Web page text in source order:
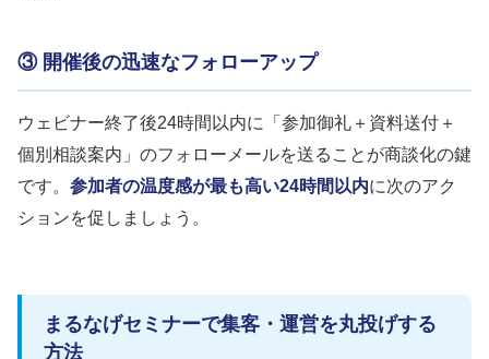
③ 開催後の迅速なフォローアップ
ウェビナー終了後24時間以内に「参加御礼＋資料送付＋
個別相談案内」のフォローメールを送ることが商談化の鍵
です。 参加者の温度感が最も高い24時間以内に次のアク
ションを促しましょう。
まるなげセミナーで集客・運営を丸投げする
方法